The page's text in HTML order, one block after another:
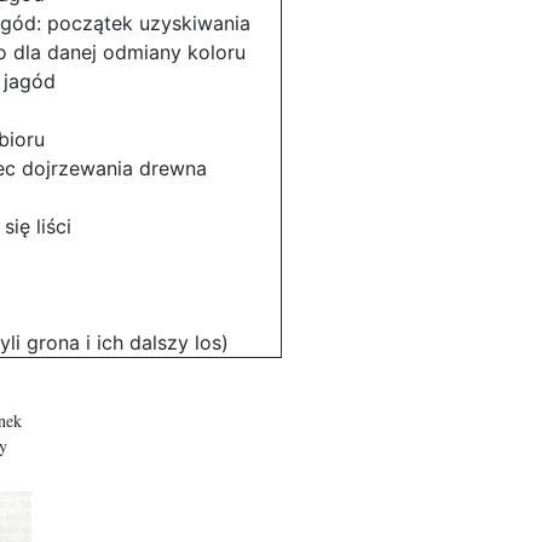
początek uzyskiwania
dla danej odmiany koloru
dojrzewania drewna
liści
grona i ich dalszy los)